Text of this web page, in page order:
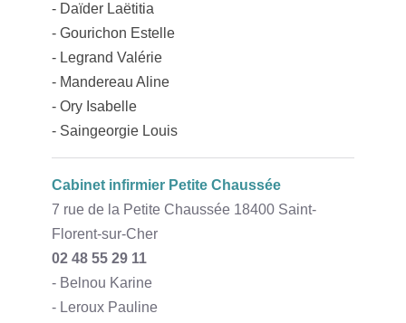
- Daïder Laëtitia
- Gourichon Estelle
- Legrand Valérie
- Mandereau Aline
- Ory Isabelle
- Saingeorgie Louis
Cabinet infirmier Petite Chaussée
7 rue de la Petite Chaussée 18400 Saint-
Florent-sur-Cher
02 48 55 29 11
- Belnou Karine
- Leroux Pauline